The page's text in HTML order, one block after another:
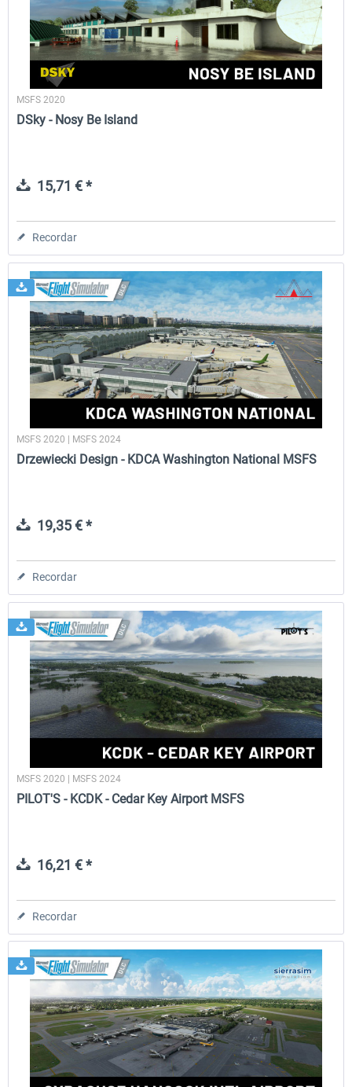
MSFS 2020
DSky - Nosy Be Island
15,71 € *
Recordar
MSFS 2020 | MSFS 2024
Drzewiecki Design - KDCA Washington National MSFS
19,35 € *
Recordar
MSFS 2020 | MSFS 2024
PILOT'S - KCDK - Cedar Key Airport MSFS
16,21 € *
Recordar